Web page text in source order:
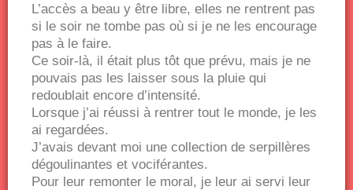
L’accès a beau y être libre, elles ne rentrent pas
si le soir ne tombe pas où si je ne les encourage
pas à le faire.
Ce soir-là, il était plus tôt que prévu, mais je ne
pouvais pas les laisser sous la pluie qui
redoublait encore d’intensité.
Lorsque j’ai réussi à rentrer tout le monde, je les
ai regardées.
J’avais devant moi une collection de serpillères
dégoulinantes et vociférantes.
Pour leur remonter le moral, je leur ai servi leur